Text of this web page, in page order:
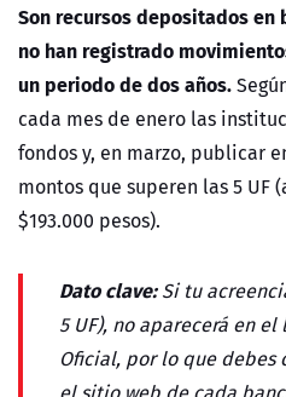
Son recursos depositados en
no han registrado
un periodo de dos años.
cada mes de enero las
fondos y, en marzo, publicar
montos que superen las5 UF
$193.000 pesos).
Dato clave:Si tu
5 UF), no aparecerá en
Oficial, por lo que